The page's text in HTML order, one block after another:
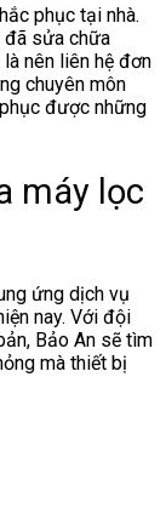
phục tại nhà.
đã sửa chữa
nên liên hệ đơn
chuyên môn
được những
máy lọc
ứng dịch vụ
nay. Với đội
Bảo An sẽ tìm
mà thiết bị